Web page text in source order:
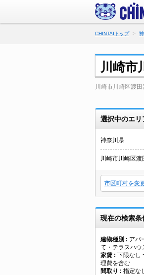
CHINTAIトップ
川崎市
川崎市川崎区渡
選択中のエリ
神奈川県
川崎市川崎区渡
市区町村を変
現在の検索条
建物種別
アパ
て・テラスハウ
家賃
下限なし
理費を含む
間取り
指定な